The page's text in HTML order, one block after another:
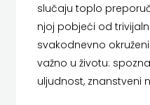
GRGO
MARTIĆ
KONCEPT
slučaju toplo
njoj pobjeći od
svakodnevno
važno u životu:
uljudnost, znanstveni